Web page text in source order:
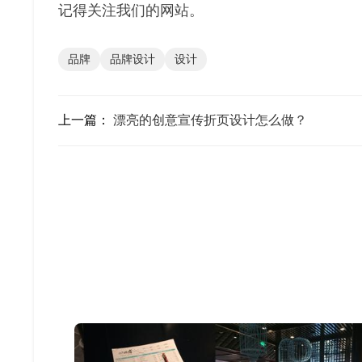
记得关注我们的网站。
品牌 品牌设计 设计
上一篇： 漂亮的创意宣传折页设计怎么做？